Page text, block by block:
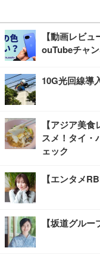
【動画レビ
ouTubeチャ
10G光回線導
【アジア美
スメ！タイ・
ェック
【エンタメ
【坂道グル